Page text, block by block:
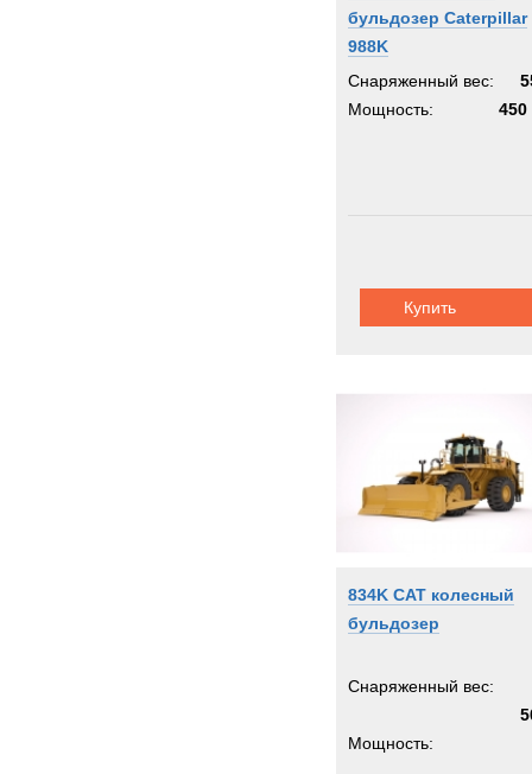
бульдозер Caterpillar
988K
Снаряженный вес:
Мощность:
450
Купить
834K CAT колесный
бульдозер
Снаряженный вес:
Мощность: